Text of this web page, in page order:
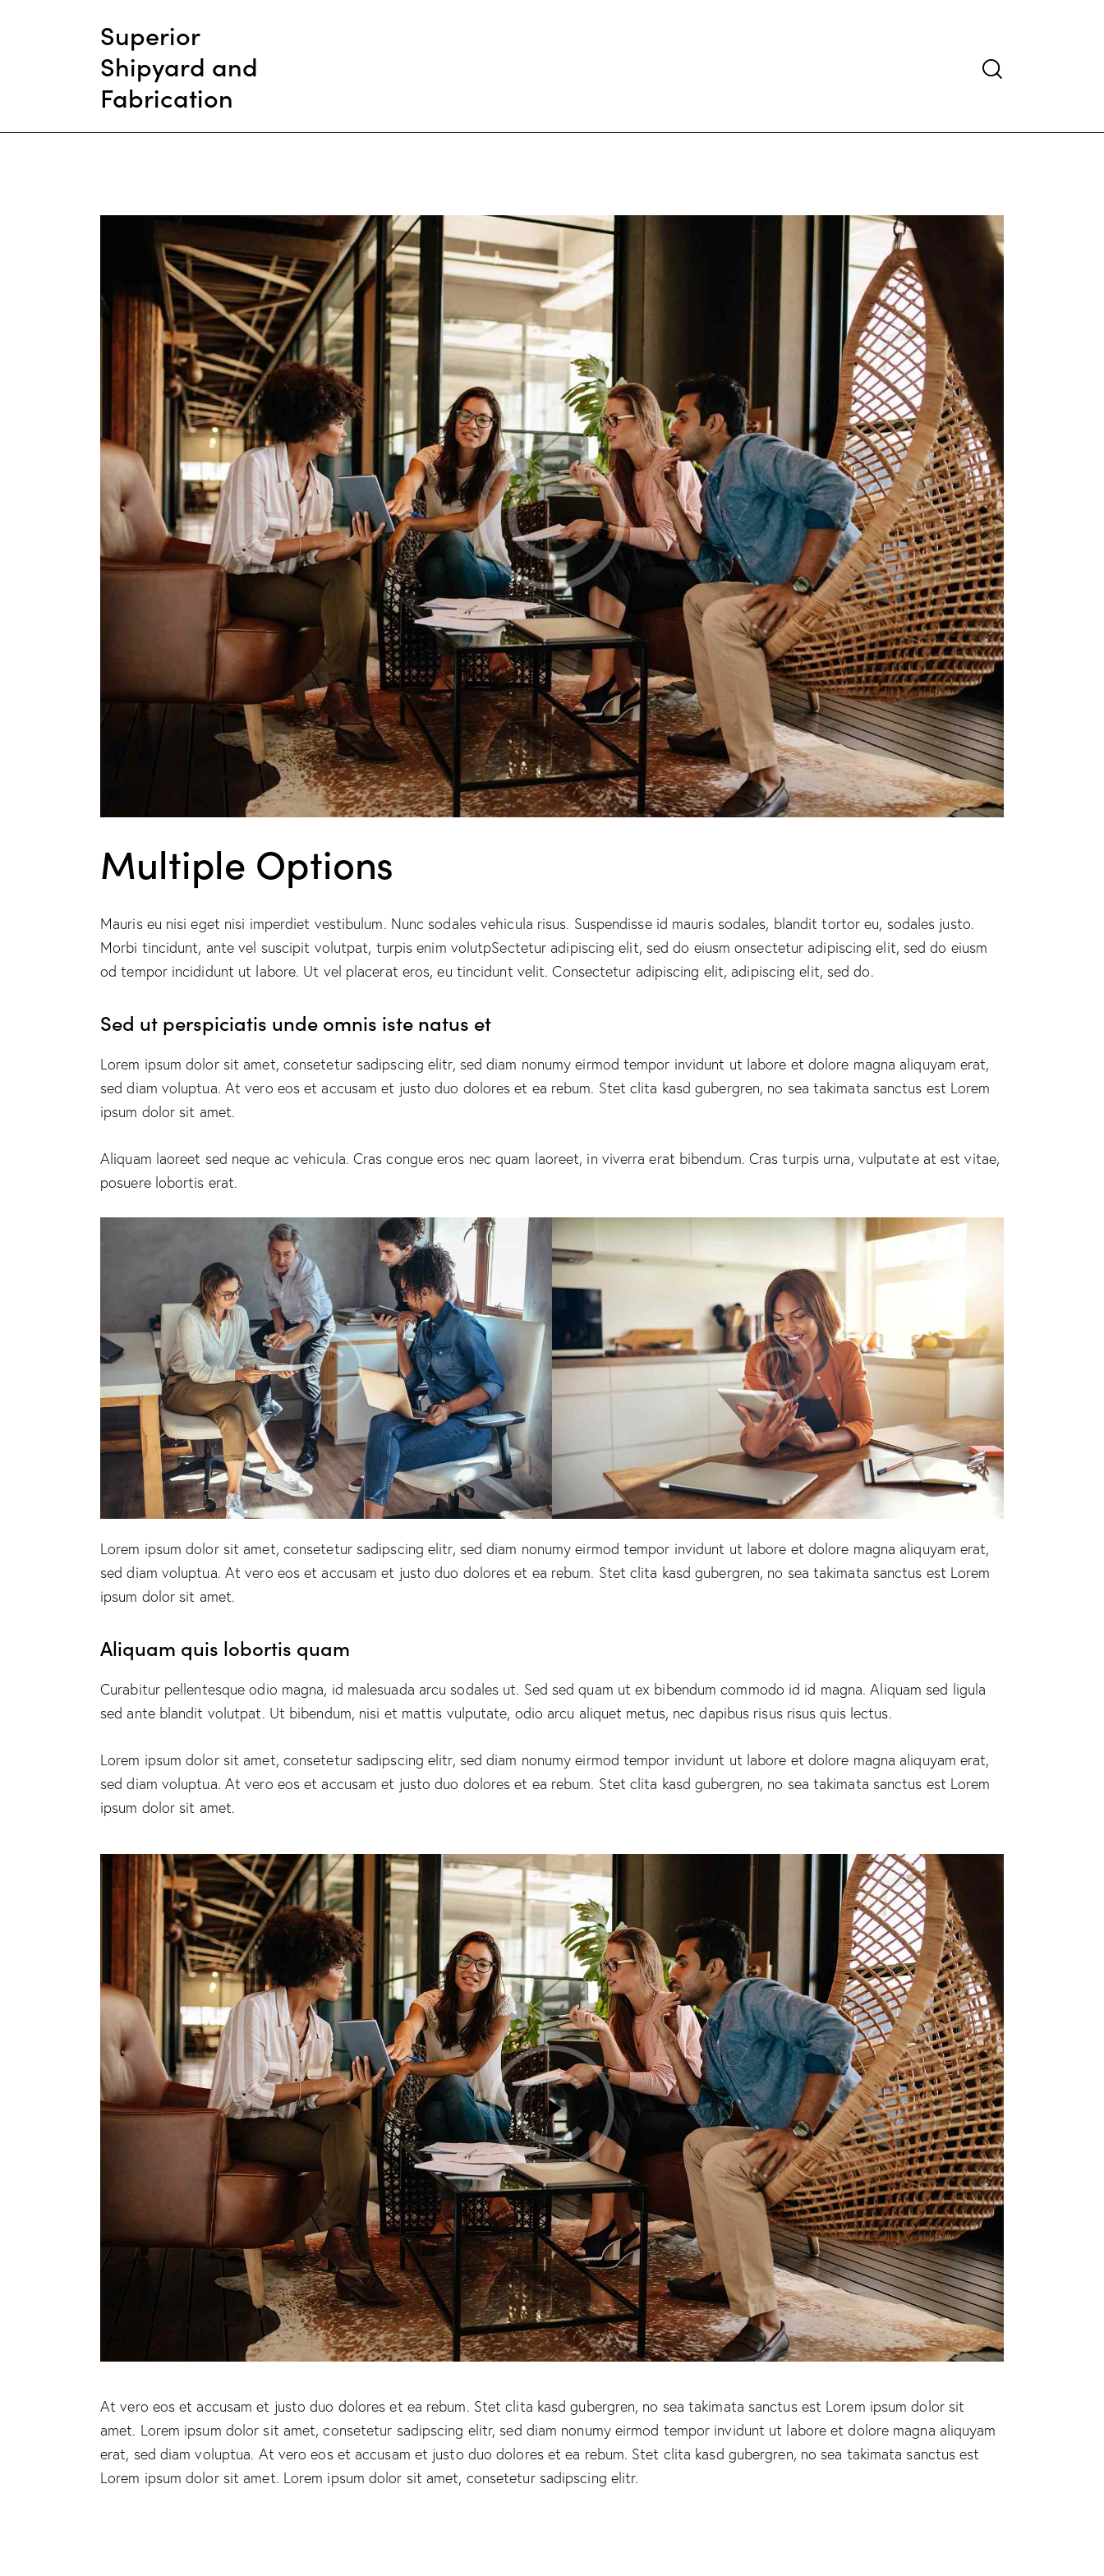
Superior
Shipyard and
Fabrication
Search
Multiple Options
Mauris eu nisi eget nisi imperdiet vestibulum. Nunc sodales vehicula risus. Suspendisse id mauris sodales, blandit tortor eu, sodales justo.
Morbi tincidunt, ante vel suscipit volutpat, turpis enim volutpSectetur adipiscing elit, sed do eiusm onsectetur adipiscing elit, sed do eiusm
od tempor incididunt ut labore. Ut vel placerat eros, eu tincidunt velit. Consectetur adipiscing elit, adipiscing elit, sed do.
Sed ut perspiciatis unde omnis iste natus et
Lorem ipsum dolor sit amet, consetetur sadipscing elitr, sed diam nonumy eirmod tempor invidunt ut labore et dolore magna aliquyam erat,
sed diam voluptua. At vero eos et accusam et justo duo dolores et ea rebum. Stet clita kasd gubergren, no sea takimata sanctus est Lorem
ipsum dolor sit amet.
Aliquam laoreet sed neque ac vehicula. Cras congue eros nec quam laoreet, in viverra erat bibendum. Cras turpis urna, vulputate at est vitae,
posuere lobortis erat.
Lorem ipsum dolor sit amet, consetetur sadipscing elitr, sed diam nonumy eirmod tempor invidunt ut labore et dolore magna aliquyam erat,
sed diam voluptua. At vero eos et accusam et justo duo dolores et ea rebum. Stet clita kasd gubergren, no sea takimata sanctus est Lorem
ipsum dolor sit amet.
Aliquam quis lobortis quam
Curabitur pellentesque odio magna, id malesuada arcu sodales ut. Sed sed quam ut ex bibendum commodo id id magna. Aliquam sed ligula
sed ante blandit volutpat. Ut bibendum, nisi et mattis vulputate, odio arcu aliquet metus, nec dapibus risus risus quis lectus.
Lorem ipsum dolor sit amet, consetetur sadipscing elitr, sed diam nonumy eirmod tempor invidunt ut labore et dolore magna aliquyam erat,
sed diam voluptua. At vero eos et accusam et justo duo dolores et ea rebum. Stet clita kasd gubergren, no sea takimata sanctus est Lorem
ipsum dolor sit amet.
At vero eos et accusam et justo duo dolores et ea rebum. Stet clita kasd gubergren, no sea takimata sanctus est Lorem ipsum dolor sit
amet. Lorem ipsum dolor sit amet, consetetur sadipscing elitr, sed diam nonumy eirmod tempor invidunt ut labore et dolore magna aliquyam
erat, sed diam voluptua. At vero eos et accusam et justo duo dolores et ea rebum. Stet clita kasd gubergren, no sea takimata sanctus est
Lorem ipsum dolor sit amet. Lorem ipsum dolor sit amet, consetetur sadipscing elitr.